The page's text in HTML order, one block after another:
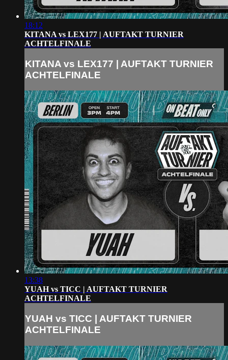
18:12
KITANA vs LEX177 | AUFTAKT TURNIER
ACHTELFINALE
KITANA vs LEX177 | AUFTAKT TURNIER
ACHTELFINALE
13:38
YUAH vs TICC | AUFTAKT TURNIER
ACHTELFINALE
YUAH vs TICC | AUFTAKT TURNIER
ACHTELFINALE